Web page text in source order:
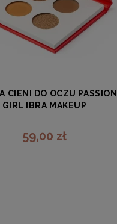
CIENI DO OCZU PASSION
GIRL IBRA MAKEUP
IBRA
59,00 zł